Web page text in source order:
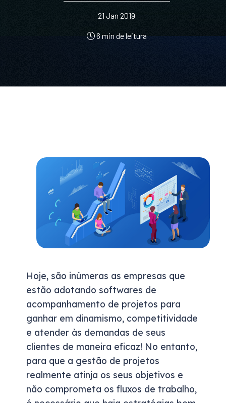
21 Jan 2019
6 min de leitura
Hoje, são inúmeras as empresas que
estão adotando softwares de
acompanhamento de projetos para
ganhar em dinamismo, competitividade
e atender às demandas de seus
clientes de maneira eficaz! No entanto,
para que a gestão de projetos
realmente atinja os seus objetivos e
não comprometa os fluxos de trabalho,